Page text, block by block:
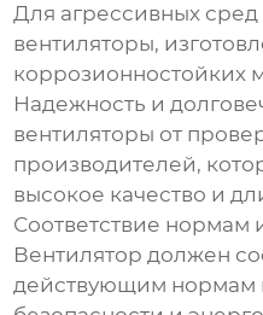
Для агрессивных сред
вентиляторы,
коррозионностойких
Надежность и
вентиляторы от
производителей,
высокое качество и
Соответствие нормам
Вентилятор должен
действующим нормам